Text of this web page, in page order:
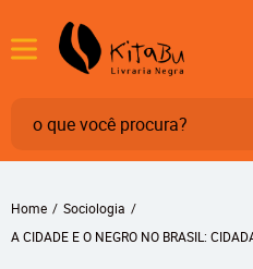
Home
Sociologia
A CIDADE E O NEGRO NO BRASIL: